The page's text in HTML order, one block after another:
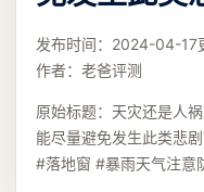
发布时间： 2024-04-17
作者： 老爸评测
原始标题： 天灾还是人
能尽量避免发生此类悲
#落地窗 #暴雨天气注意